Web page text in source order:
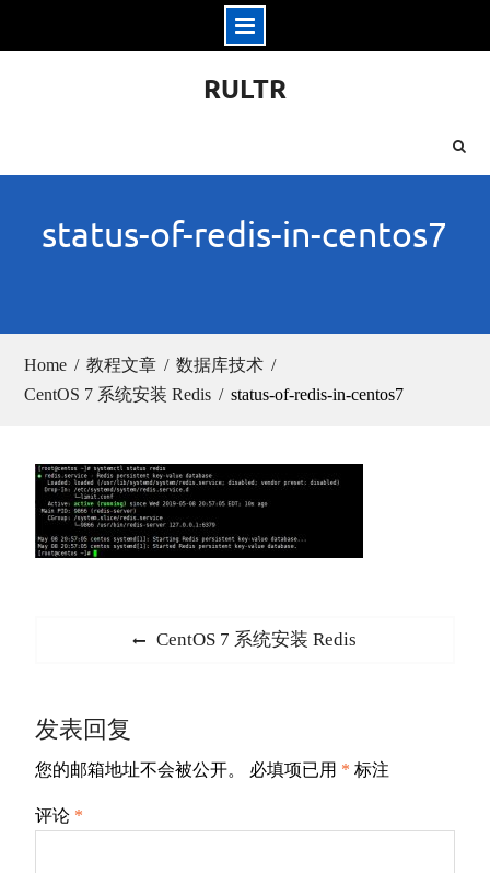
RULTR
status-of-redis-in-centos7
Home 教程文章
数据库技术
CentOS 7 系统安装 Redis
status-of-redis-in-centos7
航
Previous
CentOS 7 系统安装 Redis
发表回复
您的邮箱地址不会被公开。 必填项已用 * 标注
评论 *